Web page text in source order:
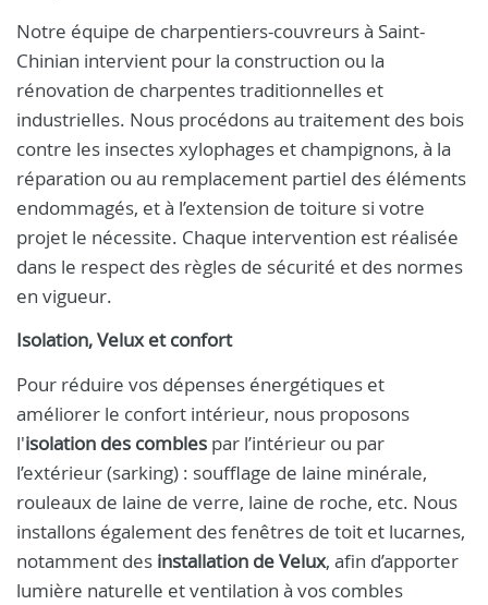
Notre équipe de charpentiers-couvreurs à Saint-
Chinian intervient pour la construction ou la
rénovation de charpentes traditionnelles et
industrielles. Nous procédons au traitement des bois
contre les insectes xylophages et champignons, à la
réparation ou au remplacement partiel des éléments
endommagés, et à l’extension de toiture si votre
projet le nécessite. Chaque intervention est réalisée
dans le respect des règles de sécurité et des normes
en vigueur.
Isolation, Velux et confort
Pour réduire vos dépenses énergétiques et
améliorer le confort intérieur, nous proposons
l'isolation des combles par l’intérieur ou par
l’extérieur (sarking) : soufflage de laine minérale,
rouleaux de laine de verre, laine de roche, etc. Nous
installons également des fenêtres de toit et lucarnes,
notamment des installation de Velux, afin d’apporter
lumière naturelle et ventilation à vos combles